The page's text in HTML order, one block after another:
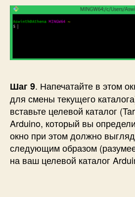
Шаг 9. Напечатайте в этом
для смены текущего
вставьте целевой каталог
Arduino, который вы
окно при этом должно
следующим образом
на ваш целевой каталог